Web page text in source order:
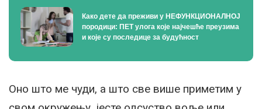
Како дете да преживи у НЕФУНКЦИОНАЛНОЈ
породици: ПЕТ улога које најчешће преузима
и које су последице за будућност
Оно што ме чуди, а што све више приметим у